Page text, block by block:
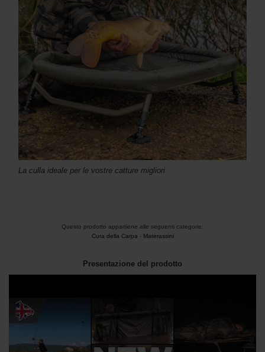
La culla ideale per le vostre catture migliori
Questo prodotto appartiene alle seguenti categorie:
Cura della Carpa - Materassini
Presentazione del prodotto